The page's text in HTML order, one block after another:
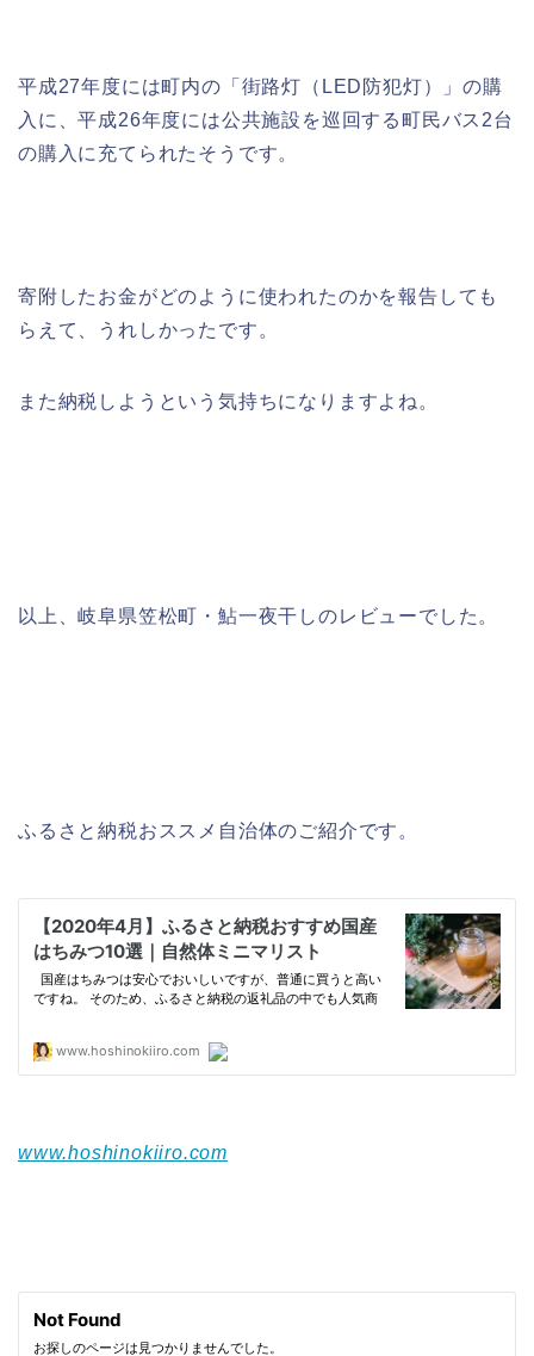
平成27年度には町内の「街路灯（LED防犯灯）」の購
入に、平成26年度には公共施設を巡回する町民バス2台
の購入に充てられたそうです。
寄附したお金がどのように使われたのかを報告しても
らえて、うれしかったです。
また納税しようという気持ちになりますよね。
以上、岐阜県笠松町・鮎一夜干しのレビューでした。
ふるさと納税おススメ自治体のご紹介です。
www.hoshinokiiro.com